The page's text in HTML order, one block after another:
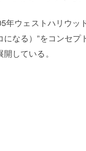
年ウェストハリウッ
になる）”をコンセ
開している。